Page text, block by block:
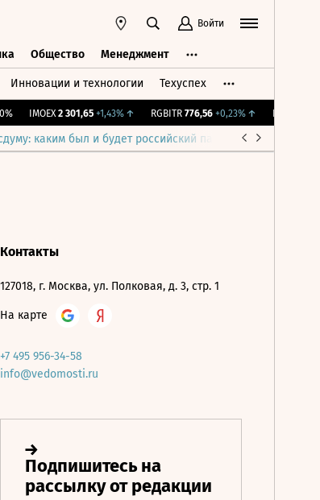
Войти
Общество Менеджмент
Инновации и технологии Техуспех
IMOEX 2 301,65 +1,43%↑ RGBITR 776,56 +0,23%↑
каким был и будет российский парламент
Контакты
127018, г. Москва, ул. Полковая, д. 3, стр. 1
На карте
+7 495 956-34-58
info@vedomosti.ru